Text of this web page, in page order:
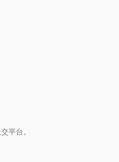
平台。